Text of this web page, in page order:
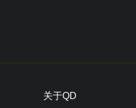
关于QD